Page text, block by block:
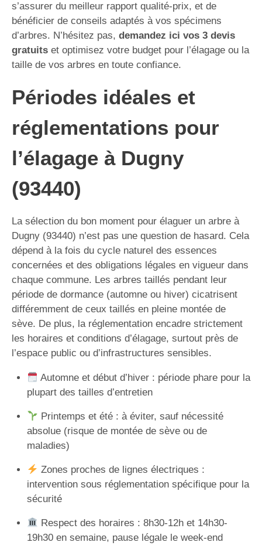
s’assurer du meilleur rapport qualité-prix, et de
bénéficier de conseils adaptés à vos spécimens
d’arbres. N’hésitez pas, demandez ici vos 3 devis
gratuits et optimisez votre budget pour l’élagage ou la
taille de vos arbres en toute confiance.
Périodes idéales et
réglementations pour
l’élagage à Dugny
(93440)
La sélection du bon moment pour élaguer un arbre à
Dugny (93440) n’est pas une question de hasard. Cela
dépend à la fois du cycle naturel des essences
concernées et des obligations légales en vigueur dans
chaque commune. Les arbres taillés pendant leur
période de dormance (automne ou hiver) cicatrisent
différemment de ceux taillés en pleine montée de
sève. De plus, la réglementation encadre strictement
les horaires et conditions d’élagage, surtout près de
l’espace public ou d’infrastructures sensibles.
Automne et début d’hiver : période phare pour la
plupart des tailles d’entretien
Printemps et été : à éviter, sauf nécessité
absolue (risque de montée de sève ou de
maladies)
Zones proches de lignes électriques :
intervention sous réglementation spécifique pour la
sécurité
Respect des horaires : 8h30-12h et 14h30-
19h30 en semaine, pause légale le week-end